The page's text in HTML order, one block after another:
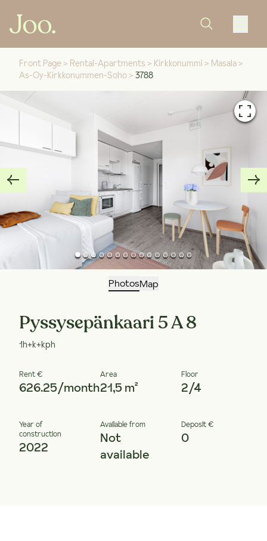
Front Page > Rental-Apartments > Kirkkonummi > Masala >
As-Oy-Kirkkonummen-Soho > 3788
PhotosMap
Pyssysepänkaari 5 A 8
1h+k+kph
Rent €
626.25/month
Area
21,5 m²
Floor
2/4
Year of
construction
2022
Available from
Not
available
Deposit €
0